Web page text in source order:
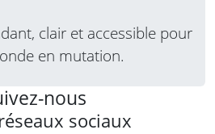
clair et accessible pour
en mutation.
nous
sociaux